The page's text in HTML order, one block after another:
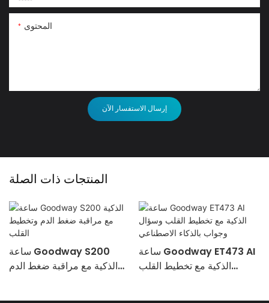
المحتوى
إرسال الاستفسار الآن
المنتجات ذات الصلة
ساعة Goodway S200
الذكية مع مراقبة ضغط الدم
ساعة Goodway ET473 AI
الذكية مع تخطيط القلب